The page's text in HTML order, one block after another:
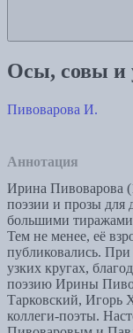
Осы, совы и
Пивоварова И.
Аннотация
Ирина Пивоварова
поэзии и прозы для
большими тиражами
Тем не менее, её
публиковались.
узких кругах,
поэзию Ирины
Тарковский, Игорь
коллеги-поэты.